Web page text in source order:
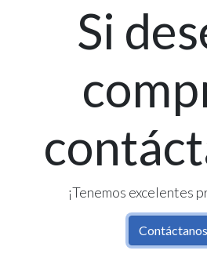
Si
¡Tenemos excelentes
Contáctanos